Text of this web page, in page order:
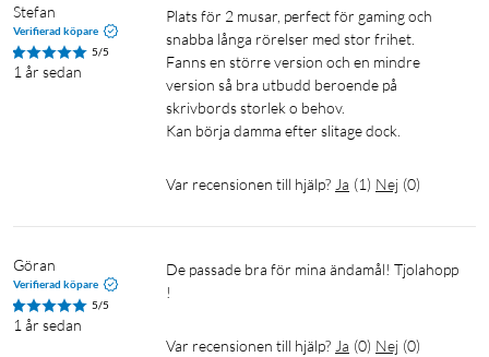
Stefan
Verifierad köpare
5/5
1 år sedan
plats för 2 musar, perfect för gaming och
snabba långa rörelser med stor frihet.
Fanns en större version och en mindre
version så bra utbudd beroende på
skrivbords storlek o behov.
Kan börja damma efter slitage dock.
Var recensionen till hjälp? Ja (1) Nej (0)
Göran
Verifierad köpare
5/5
1 år sedan
De passade bra för mina ändamål! Tjolahopp
!
Var recensionen till hjälp? Ja (0) Nej (0)